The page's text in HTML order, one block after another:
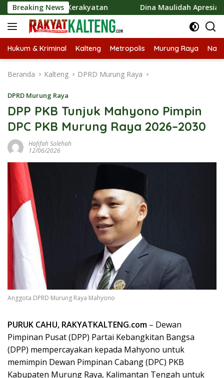
Langsung
ke
konten
Breaking News
Kerakyatan Dina Maulidah Apresiasi Festival
Hukum & Kriminal Kalteng Metropolis Murung Raya
Beranda Kalteng DPRD Murung Raya
DPRD Murung Raya
DPP PKB Tunjuk Mahyono Pimpin
DPC PKB Murung Raya 2026–2030
Hafifah Solehah
12/06/2026
Anggota DPRD Murung Raya Mahyono
PURUK CAHU, RAKYATKALTENG.com – Dewan
Pimpinan Pusat (DPP) Partai Kebangkitan Bangsa
(DPP) mempercayakan kepada Mahyono untuk
memimpin Dewan Pimpinan Cabang (DPC) PKB
Kabupaten Murung Raya, Kalimantan Tengah untuk